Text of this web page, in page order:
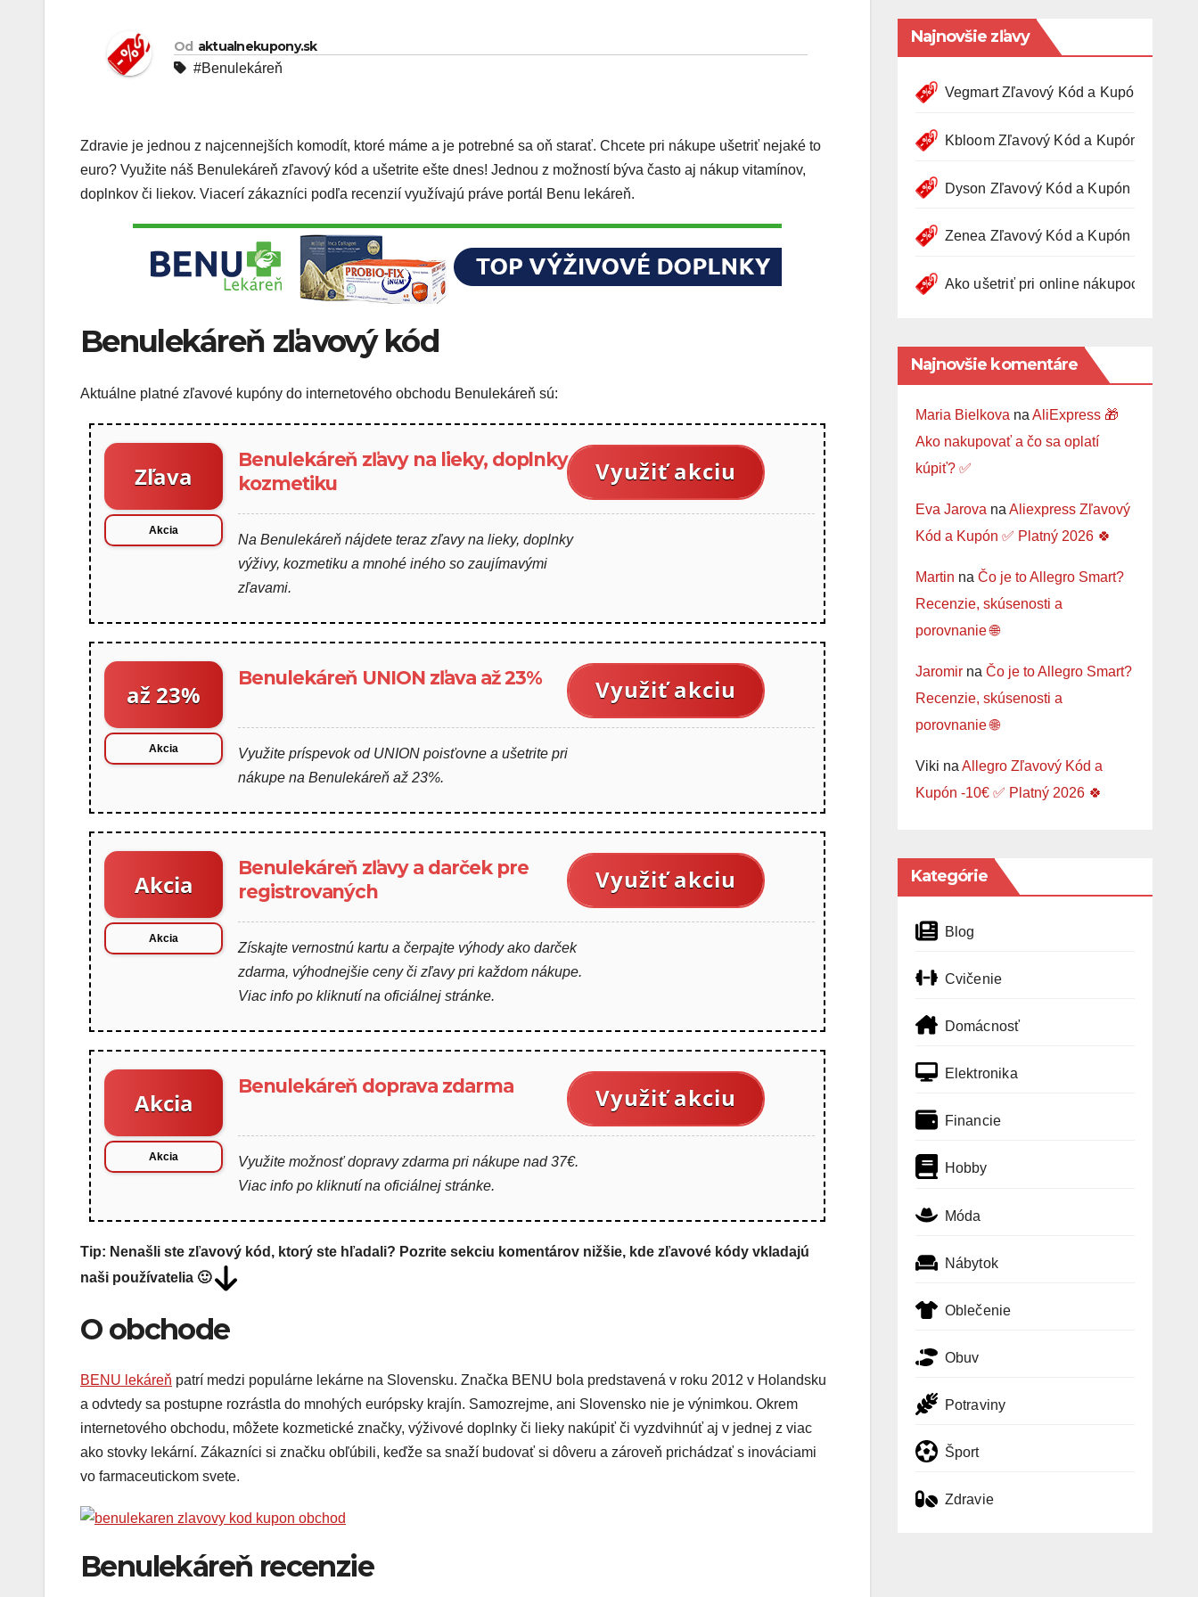
Od aktualnekupony.sk
#Benulekáreň
Zdravie je jednou z najcennejších komodít, ktoré máme a je potrebné sa oň starať. Chcete pri nákupe ušetriť nejaké to
euro? Využite náš Benulekáreň zľavový kód a ušetrite ešte dnes! Jednou z možností býva často aj nákup vitamínov,
doplnkov či liekov. Viacerí zákazníci podľa recenzií využívajú práve portál Benu lekáreň.
Benulekáreň zľavový kód
Aktuálne platné zľavové kupóny do internetového obchodu Benulekáreň sú:
Zľava
Akcia
Benulekáreň zľavy na lieky, doplnky a
kozmetiku
Využiť akciu
Na Benulekáreň nájdete teraz zľavy na lieky, doplnky
výživy, kozmetiku a mnohé iného so zaujímavými
zľavami.
až 23%
Akcia
Benulekáreň UNION zľava až 23% Využiť akciu
Využite príspevok od UNION poisťovne a ušetrite pri
nákupe na Benulekáreň až 23%.
Akcia
Akcia
Benulekáreň zľavy a darček pre
registrovaných
Využiť akciu
Získajte vernostnú kartu a čerpajte výhody ako darček
zdarma, výhodnejšie ceny či zľavy pri každom nákupe.
Viac info po kliknutí na oficiálnej stránke.
Akcia
Akcia
Benulekáreň doprava zdarma Využiť akciu
Využite možnosť dopravy zdarma pri nákupe nad 37€.
Viac info po kliknutí na oficiálnej stránke.
Tip: Nenašli ste zľavový kód, ktorý ste hľadali? Pozrite sekciu komentárov nižšie, kde zľavové kódy vkladajú
naši používatelia 🙂
O obchode
BENU lekáreň patrí medzi populárne lekárne na Slovensku. Značka BENU bola predstavená v roku 2012 v Holandsku
a odvtedy sa postupne rozrástla do mnohých európsky krajín. Samozrejme, ani Slovensko nie je výnimkou. Okrem
internetového obchodu, môžete kozmetické značky, výživové doplnky či lieky nakúpiť či vyzdvihnúť aj v jednej z viac
ako stovky lekární. Zákazníci si značku obľúbili, keďže sa snaží budovať si dôveru a zároveň prichádzať s inováciami
vo farmaceutickom svete.
Benulekáreň recenzie
Najnovšie zľavy
Vegmart Zľavový Kód a Kupón ✅
Kbloom Zľavový Kód a Kupón ✅
Dyson Zľavový Kód a Kupón ✅ Platný
Zenea Zľavový Kód a Kupón ✅ Platný
Ako ušetriť pri online nákupoch?
Najnovšie komentáre
Maria Bielkova na AliExpress 🎁
Ako nakupovať a čo sa oplatí
kúpiť? ✅
Eva Jarova na Aliexpress Zľavový
Kód a Kupón ✅ Platný 2026 🍀
Martin na Čo je to Allegro Smart?
Recenzie, skúsenosti a
porovnanie 🌐
Jaromirna Čo je to Allegro Smart?
Recenzie, skúsenosti a
porovnanie 🌐
Viki na Allegro Zľavový Kód a
Kupón -10€ ✅ Platný 2026 🍀
Kategórie
Blog
Cvičenie
Domácnosť
Elektronika
Financie
Hobby
Móda
Nábytok
Oblečenie
Obuv
Potraviny
Šport
Zdravie